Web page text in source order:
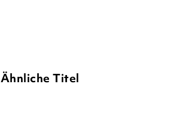
Ähnliche Titel